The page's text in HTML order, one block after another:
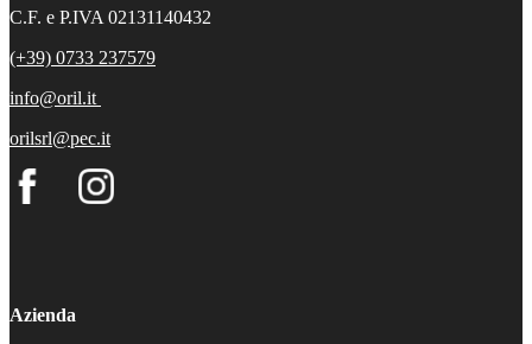
C.F. e P.IVA 02131140432
(+39) 0733 237579
info@oril.it
orilsrl@pec.it
Azienda